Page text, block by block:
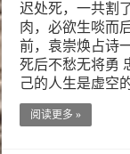
迟处死，一共割
肉，必欲生啖而
前，袁崇焕占诗
死后不愁无将勇
己的人生是虚空
阅读更多 »